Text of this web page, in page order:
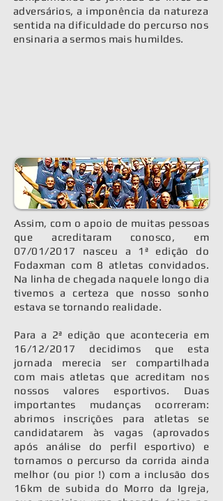
adversários, a imponência da natureza
sentida na dificuldade do percurso nos
ensinaria a sermos mais humildes.
Assim, com o apoio de muitas pessoas
que acreditaram conosco, em
07/01/2017 nasceu a 1ª edição do
Fodaxman com 8 atletas convidados.
Na linha de chegada naquele longo dia
tivemos a certeza que nosso sonho
estava se tornando realidade.
Para a 2ª edição que aconteceria em
16/12/2017 decidimos que esta
jornada merecia ser compartilhada
com mais atletas que acreditam nos
nossos valores esportivos. Duas
importantes mudanças ocorreram:
abrimos inscrições para atletas se
candidatarem às vagas (aprovados
após análise do perfil esportivo) e
tornamos o percurso da corrida ainda
melhor (ou pior !) com a inclusão dos
16km de subida do Morro da Igreja,